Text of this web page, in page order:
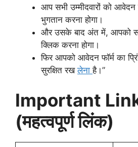
आप सभी उम्मीदवारों को
भुगतान करना होगा।
और उसके बाद अंत में, आपको
क्लिक करना होगा।
फिर आपको आवेदन फॉर्म का
सुरक्षित रखलेनाहै।”
Important
(महत्वपूर्ण लिंक)